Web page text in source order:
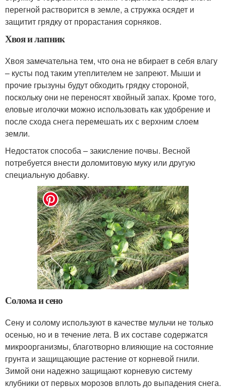
перегной растворится в земле, а стружка осядет и
защитит грядку от прорастания сорняков.
Хвоя и лапник
Хвоя замечательна тем, что она не вбирает в себя влагу
– кусты под таким утеплителем не запреют. Мыши и
прочие грызуны будут обходить грядку стороной,
поскольку они не переносят хвойный запах. Кроме того,
еловые иголочки можно использовать как удобрение и
после схода снега перемешать их с верхним слоем
земли.
Недостаток способа – закисление почвы. Весной
потребуется внести доломитовую муку или другую
специальную добавку.
Солома и сено
Сену и солому используют в качестве мульчи не только
осенью, но и в течение лета. В их составе содержатся
микроорганизмы, благотворно влияющие на состояние
грунта и защищающие растение от корневой гнили.
Зимой они надежно защищают корневую систему
клубники от первых морозов вплоть до выпадения снега.